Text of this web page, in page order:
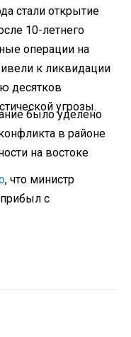
стали открытие
10-летнего
операции на
к ликвидации
десятков
угрозы.
было уделено
в районе
на востоке
, что министр
с